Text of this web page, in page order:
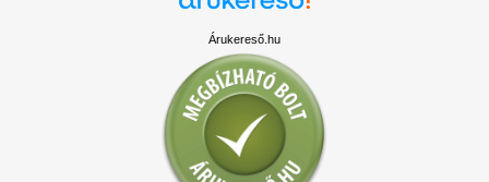
Árukereső.hu